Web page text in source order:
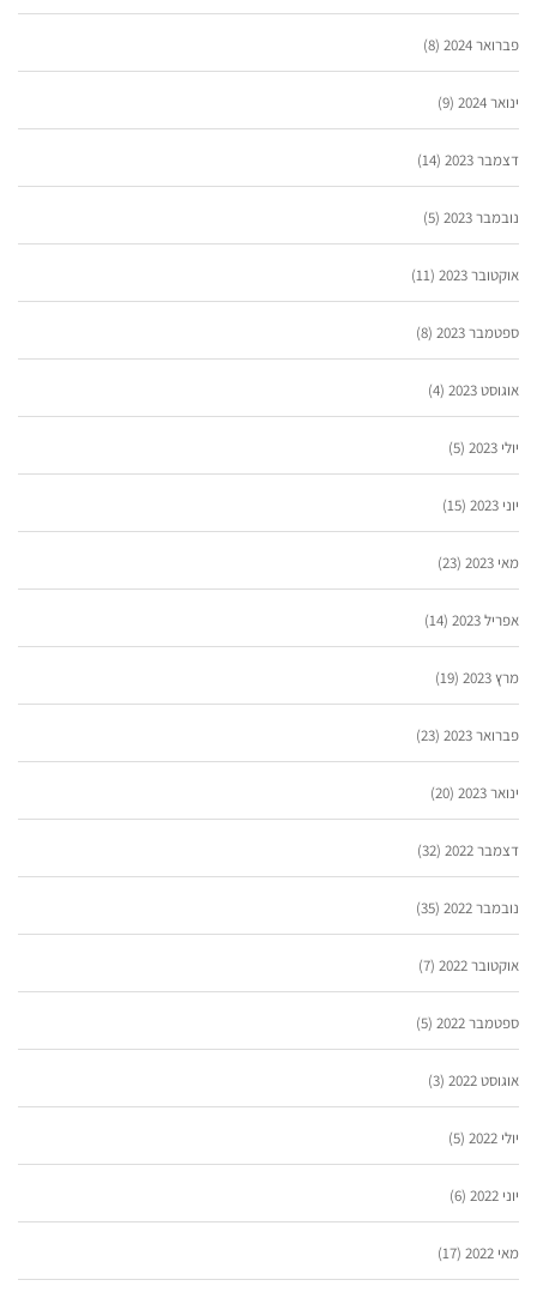
פברואר 2024 (8)
ינואר 2024 (9)
דצמבר 2023 (14)
נובמבר 2023 (5)
אוקטובר 2023 (11)
ספטמבר 2023 (8)
אוגוסט 2023 (4)
יולי 2023 (5)
יוני 2023 (15)
מאי 2023 (23)
אפריל 2023 (14)
מרץ 2023 (19)
פברואר 2023 (23)
ינואר 2023 (20)
דצמבר 2022 (32)
נובמבר 2022 (35)
אוקטובר 2022 (7)
ספטמבר 2022 (5)
אוגוסט 2022 (3)
יולי 2022 (5)
יוני 2022 (6)
מאי 2022 (17)